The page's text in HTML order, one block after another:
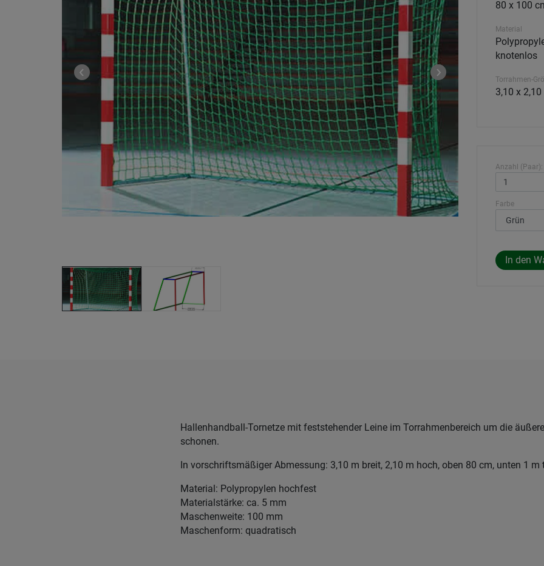
80 x 100
Material
knotenlos
Torrahmen-
3,10 x 2,10
Anzahl (Paar):
Farbe
Hallenhandball-Tornetze mit feststehender Leine im Torrahmenbereich um die
schonen.
In vorschriftsmäßiger Abmessung: 3,10 m breit, 2,10 m hoch, oben 80 cm, unten 1 m
Material: Polypropylen hochfest
Materialstärke: ca. 5 mm
Maschenweite: 100 mm
Maschenform: quadratisch